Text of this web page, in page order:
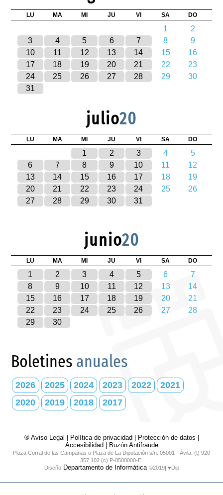
LU MA MI JU VI SA DO
1
2
3
4 5 6 7 8
9
10
11 12 13 14 15
16
17
18 19 20 21 22
23
24
25 26 27 28 29
30
31
julio20
LU MA MI JU VI SA DO
1 2 3 4
5
6
7 8 9 10 11
12
13
14 15 16 17 18
19
20
21 22 23 24 25
26
27
28 29 30 31
junio20
LU MA MI JU VI SA DO
1 2 3 4 5 6
7
8
9 10 11 12 13
14
15
16 17 18 19 20
21
22
23 24 25 26 27
28
29
30
Boletines anuales
2026 2025 2024 2023 2022
2021
2020
2019 2018 2017
® Aviso Legal | Política de privacidad| Protección de datos |
Accesibilidad| Buzón Antifraude
Plaza Corral de las Campanas o Plaza de La Diputación s/n. 05001 - Ávila. (t) 920
357 102 (c) P-0500000-E.
DiseñoDepartamento de Informática ©2019|I♥Dip